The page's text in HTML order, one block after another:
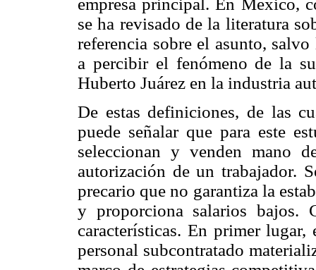
se ha revisado de la literatura
referencia sobre el asunto,
a percibir el fenómeno de la
Huberto Juárez en la industria
De estas definiciones, de las
puede señalar que para este
seleccionan y venden mano
autorización de un trabajador.
precario que no garantiza la
y proporciona salarios bajos.
características. En primer
personal subcontratado